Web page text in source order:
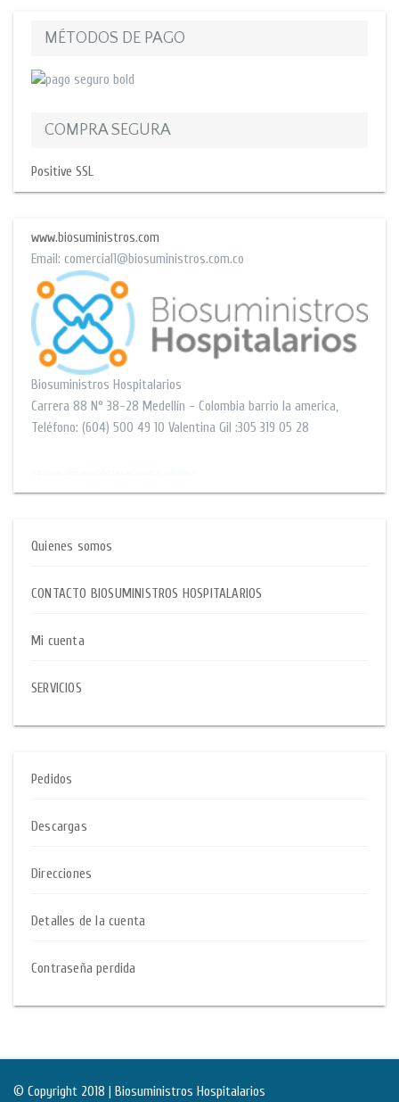
MÉTODOS DE PAGO
COMPRA SEGURA
Positive SSL
www.biosuministros.com
Email: comercial1@biosuministros.com.co
Biosuministros Hospitalarios
Carrera 88 N° 38-28 Medellín - Colombia barrio la america,
Teléfono: (604) 500 49 10 Valentina Gil :305 319 05 28
Quienes somos
CONTACTO BIOSUMINISTROS HOSPITALARIOS
Mi cuenta
SERVICIOS
Pedidos
Descargas
Direcciones
Detalles de la cuenta
Contraseña perdida
© Copyright 2018 | Biosuministros Hospitalarios